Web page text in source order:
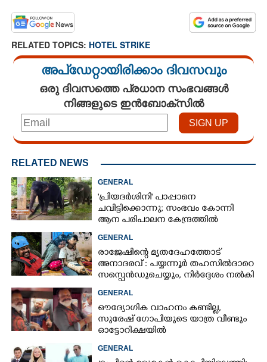
RELATED TOPICS: HOTEL STRIKE
അപ്ഡേറ്റായിരിക്കാം ദിവസവും
ഒരു ദിവസത്തെ പ്രധാന സംഭവങ്ങൾ
നിങ്ങളുടെ ഇൻബോക്സിൽ
RELATED NEWS
GENERAL
'പ്രിയദർശിനി' പാപ്പാനെ
ചവിട്ടിക്കൊന്നു; സംഭവം കോന്നി
ആന പരിപാലന കേന്ദ്രത്തിൽ
GENERAL
രാജേഷിന്റെ മൃതദേഹത്തോട്
അനാദരവ് : പയ്യന്നൂർ തഹസിൽദാറെ
സസ്പെൻഡുചെയ്യും, നിർദ്ദേശം നൽകി
മന്ത്രി
GENERAL
ഔദ്യോഗിക വാഹനം കണ്ടില്ല,
സുരേഷ് ഗോപിയുടെ യാത്ര വീണ്ടും
ഓട്ടോറിക്ഷയിൽ
GENERAL